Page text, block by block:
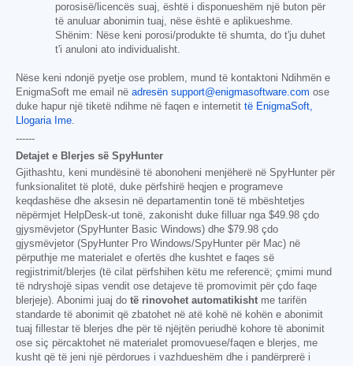
porosisë/licencës suaj, është i disponueshëm një buton për
të anuluar abonimin tuaj, nëse është e aplikueshme.
Shënim: Nëse keni porosi/produkte të shumta, do t'ju duhet
t'i anuloni ato individualisht.
Nëse keni ndonjë pyetje ose problem, mund të kontaktoni Ndihmën e
EnigmaSoft me email në adresën support@enigmasoftware.com ose
duke hapur një tiketë ndihme në faqen e internetit të EnigmaSoft,
Llogaria Ime.
------
Detajet e Blerjes së SpyHunter
Gjithashtu, keni mundësinë të abonoheni menjëherë në SpyHunter për
funksionalitet të plotë, duke përfshirë heqjen e programeve
keqdashëse dhe aksesin në departamentin tonë të mbështetjes
nëpërmjet HelpDesk-ut tonë, zakonisht duke filluar nga $49.98 çdo
gjysmëvjetor (SpyHunter Basic Windows) dhe $79.98 çdo
gjysmëvjetor (SpyHunter Pro Windows/SpyHunter për Mac) në
përputhje me materialet e ofertës dhe kushtet e faqes së
regjistrimit/blerjes (të cilat përfshihen këtu me referencë; çmimi mund
të ndryshojë sipas vendit ose detajeve të promovimit për çdo faqe
blerjeje). Abonimi juaj do të rinovohet automatikisht me tarifën
standarde të abonimit që zbatohet në atë kohë në kohën e abonimit
tuaj fillestar të blerjes dhe për të njëjtën periudhë kohore të abonimit
ose siç përcaktohet në materialet promovuese/faqen e blerjes, me
kusht që të jeni një përdorues i vazhdueshëm dhe i pandërprerë i